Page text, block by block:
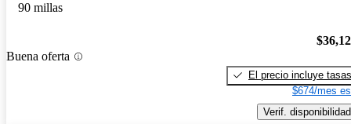
90 millas
Buena oferta
El precio incluye tasas
$674/mes
Verif. disponibilidad